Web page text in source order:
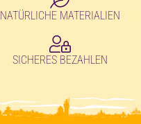
NATÜRLICHE MATERIALIEN
SICHERES BEZAHLEN